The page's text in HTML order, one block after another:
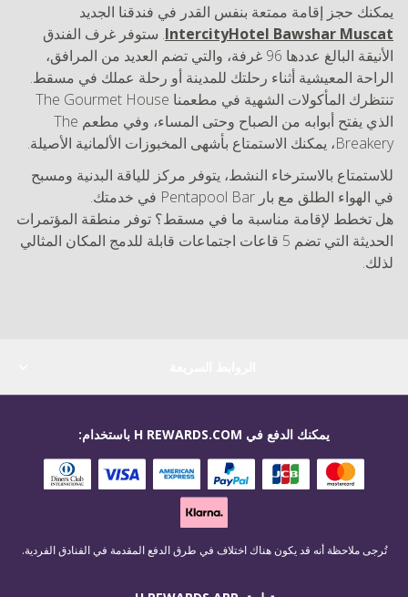
يمكنك حجز إقامة ممتعة بنفس القدر في فندقنا الجديد
IntercityHotel Bawshar Muscat. ستوفر غرف الفندق
الأنيقة البالغ عددها 96 غرفة، والتي تضم العديد من المرافق،
الراحة المعيشية أثناء رحلتك للمدينة أو رحلة عملك في مسقط.
تنتظرك المأكولات الشهية في مطعمنا The Gourmet House
الذي يفتح أبوابه من الصباح وحتى المساء، وفي مطعم The
Breakery، يمكنك الاستمتاع بأشهى المخبوزات الألمانية الأصيلة.
للاستمتاع بالاسترخاء النشط، يتوفر مركز للياقة البدنية ومسبح
في الهواء الطلق مع بار Pentapool Bar في خدمتك.
هل تخطط لإقامة مناسبة ما في مسقط؟ توفر منطقة المؤتمرات
الحديثة التي تضم 5 قاعات اجتماعات قابلة للدمج المكان المثالي
لذلك.
يمكنك الدفع في H REWARDS.COM باستخدام:
تُرجى ملاحظة أنه قد يكون هناك اختلاف في طرق الدفع المقدمة في الفنادق الفردية.